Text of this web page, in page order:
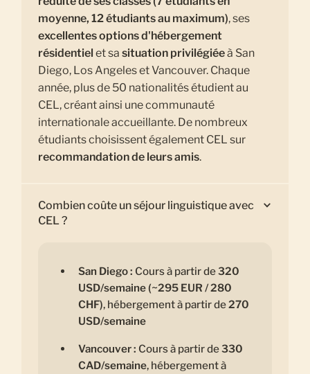
moyenne, 12 étudiants au maximum), ses
excellentes options d'hébergement
résidentiel et sasituation privilégiéeà San
Diego, Los Angeles et Vancouver. Chaque
année, plus de 50 nationalités étudient au
CEL, créant ainsi une communauté
internationale accueillante. De nombreux
étudiants choisissent également CEL sur
recommandation de leurs amis.
Combien coûte un séjour linguistique avec
CEL ?
San Diego : Cours à partir de320
USD/semaine (~295 EUR / 280
CHF), hébergement à partir de270
USD/semaine
Vancouver : Cours à partir de330
CAD/semaine, hébergement à